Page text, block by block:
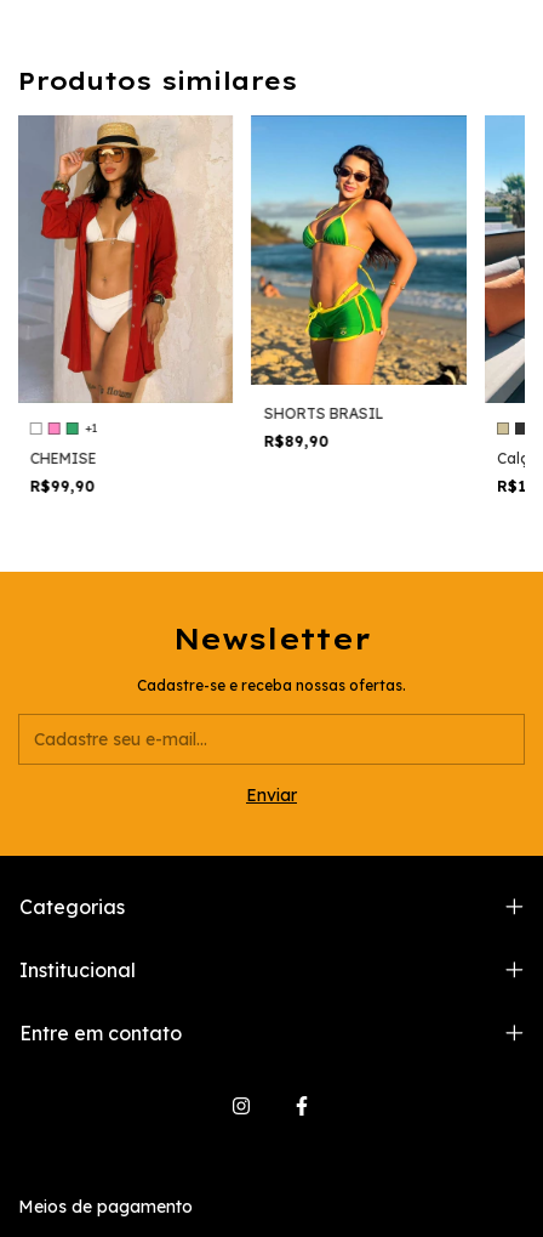
Produtos similares
+1
CHEMISE
R$99,90
SHORTS BRASIL
R$89,90
Calça
Newsletter
Cadastre-se e receba nossas ofertas.
Categorias
Institucional
Entre em contato
Meios de pagamento